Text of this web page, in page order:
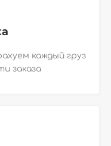
каждый груз
заказа